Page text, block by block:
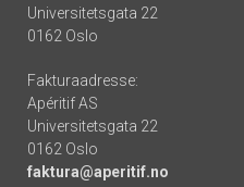
Universitetsgata 22
0162 Oslo
Fakturaadresse:
Apéritif AS
Universitetsgata 22
0162 Oslo
faktura@aperitif.no